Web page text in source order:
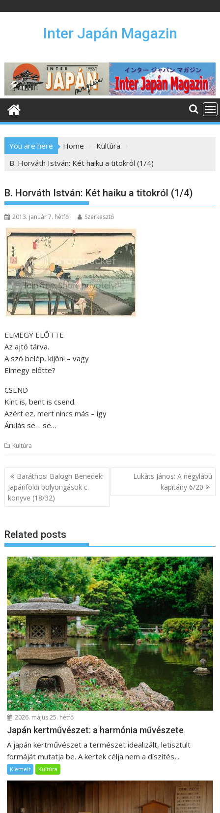
n
e
Inter Japán Magazin
You are here Home
Kultúra
B. Horváth István: Két haiku a titokról (1/4)
B. Horváth István: Két haiku a titokról (1/4)
2013. január 7. hétfő Szerkesztő
ELMEGY ELŐTTE
Az ajtó tárva.
A szó belép, kijön! – vagy
Elmegy előtte?
CSEND
Kint is, bent is csend.
Azért ez, mert nincs más – így
Árulás se… se…
Kultúra
B
e
g
y
z
é
s
n
a
v
i
g
á
c
i
ó
Baráthosi Balogh Benedek:
Japánföldi bolyongások c.
könyve (18/32)
Lukáts János: A négylábú
kapitány 6/20
Related posts
2026. május 25. hétfő
Japán kertművészet: a harmónia művészete
A japán kertművészet a természet idealizált, letisztult
formáját mutatja be. A kertek célja nem a díszítés,...
Kiemelt Kultúra